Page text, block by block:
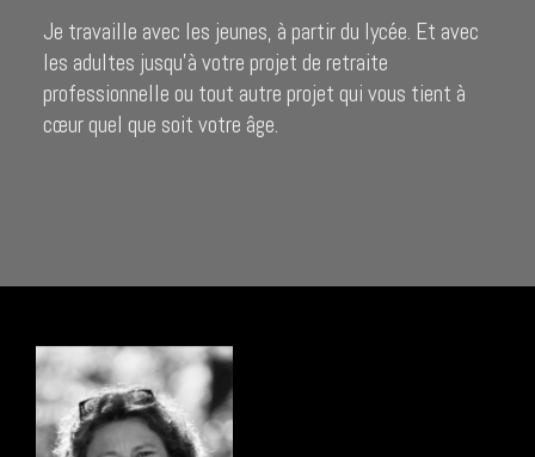
Je travaille avec les jeunes, à partir du lycée. Et avec
les adultes jusqu’à votre projet de retraite
professionnelle ou tout autre projet qui vous tient à
cœur quel que soit votre âge.